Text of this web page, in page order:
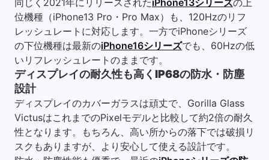
同じく2021年にリリースされたiPhone13シリーズの上
位機種（iPhone13 Pro・Pro Max）も、120Hzのリフ
レッシュレートに対応します。一方でiPhoneシリーズ
の下位機種は最新のiPhone16シリーズでも、60Hzの低
いリフレッシュレートのままです。
ディスプレイの耐久性も高くIP68の防水・防塵
設計
ディスプレイのカバーガラスは頑丈で、Gorilla Glass
VictusはこれまでのPixelモデルと比較して約2倍の耐久
性となります。もちろん、高い所からの落下では破損リ
スクもありますが、より安心して使える設計です。